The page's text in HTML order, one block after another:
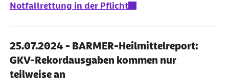
Notfallrettung in der Pflicht
25.07.2024 - BARMER-Heilmittelreport:
GKV-Rekordausgaben kommen nur
teilweise an